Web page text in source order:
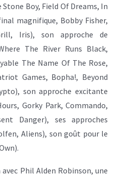
Boy, Field Of Dreams, In
magnifique, Bobby Fisher,
Iris), son approche de
The River Runs Black,
The Name Of The Rose,
Games, Bopha!, Beyond
son approche excitante
Gorky Park, Commando,
Danger), ses approches
Aliens), son goût pour le
Phil Alden Robinson, une